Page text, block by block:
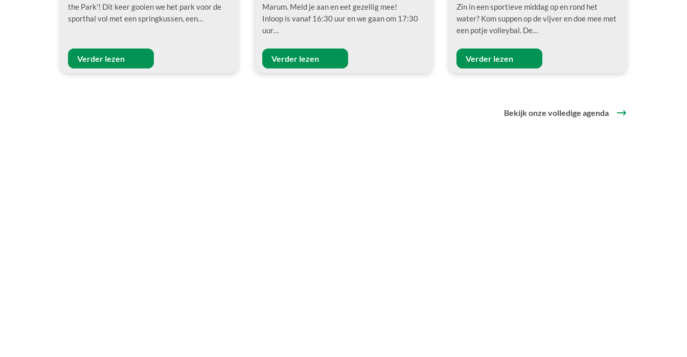
the Park'! Dit keer gooien we het park voor de
sporthal vol met een springkussen, een…
Verder lezen
Marum. Meld je aan en eet gezellig mee!
Inloop is vanaf 16:30 uur en we gaan om 17:30
uur…
Verder lezen
Zin in een sportieve middag op en rond het
water? Kom suppen op de vijver en doe mee met
een potje volleybal. De…
Verder lezen
Bekijk onze volledige agenda